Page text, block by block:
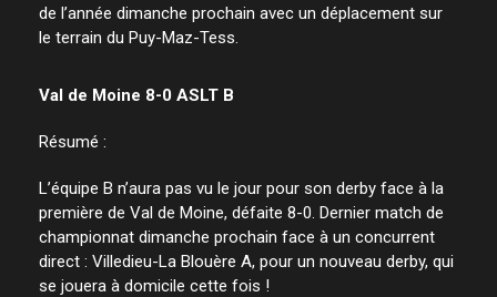
de l’année dimanche prochain avec un déplacement sur
le terrain du Puy-Maz-Tess.
Val de Moine 8-0 ASLT B
Résumé :
L’équipe B n’aura pas vu le jour pour son derby face à la
première de Val de Moine, défaite 8-0. Dernier match de
championnat dimanche prochain face à un concurrent
direct : Villedieu-La Blouère A, pour un nouveau derby, qui
se jouera à domicile cette fois !